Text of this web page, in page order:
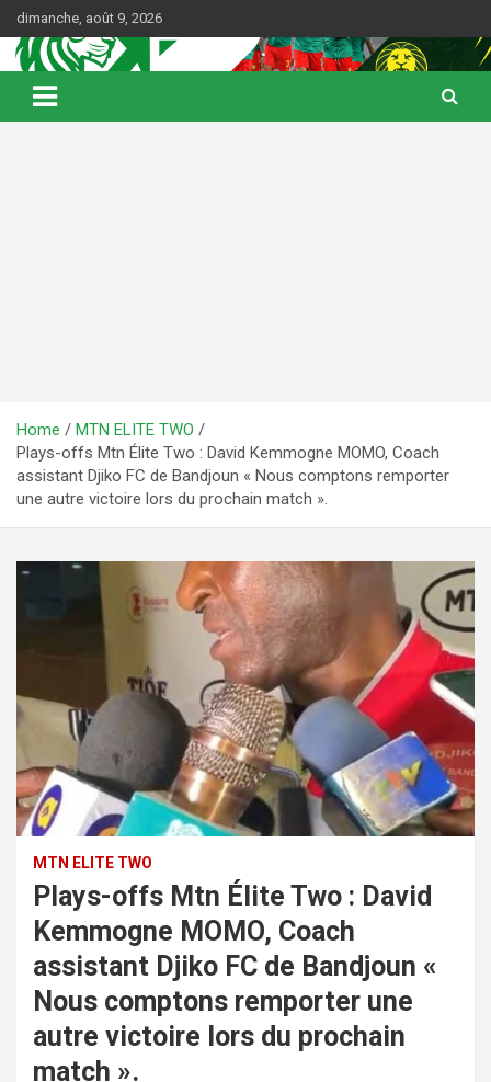
Skip
to
content
dimanche, août 9, 2026
Kamerfoot
Web Magazine du football camerounais
Home
MTN ELITE TWO
Plays-offs Mtn Élite Two : David Kemmogne MOMO, Coach
assistant Djiko FC de Bandjoun « Nous comptons remporter
une autre victoire lors du prochain match ».
MTN ELITE TWO
Plays-offs Mtn Élite Two : David
Kemmogne MOMO, Coach
assistant Djiko FC de Bandjoun «
Nous comptons remporter une
autre victoire lors du prochain
match ».